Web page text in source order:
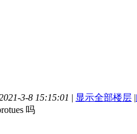
3-8 15:15:01 | 显示全部楼层 |
吗